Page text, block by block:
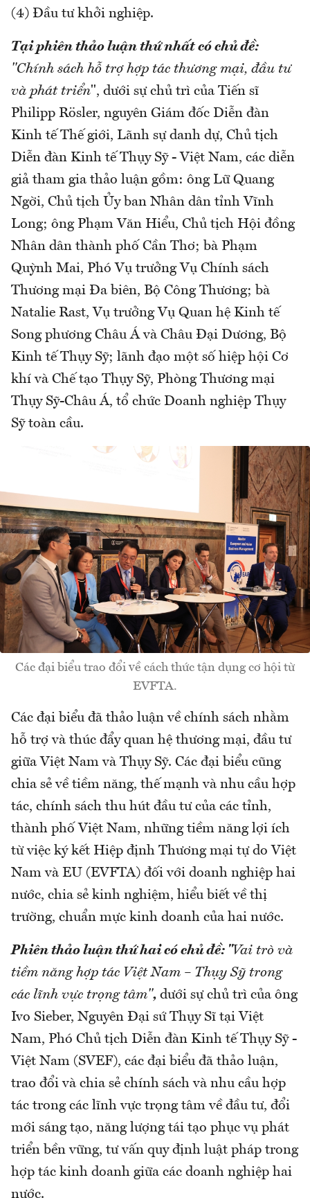
(4) Đầu tư khởi nghiệp.
Tại phiên thảo luận thứ nhất có chủ đề:
"Chính sách hỗ trợ hợp tác thương mại, đầu tư
và phát triển", dưới sự chủ trì của Tiến sĩ
Philipp Rösler, nguyên Giám đốc Diễn đàn
Kinh tế Thế giới, Lãnh sự danh dự, Chủ tịch
Diễn đàn Kinh tế Thụy Sỹ - Việt Nam, các diễn
giả tham gia thảo luận gồm: ông Lữ Quang
Ngời, Chủ tịch Ủy ban Nhân dân tỉnh Vĩnh
Long; ông Phạm Văn Hiểu, Chủ tịch Hội đồng
Nhân dân thành phố Cần Thơ; bà Phạm
Quỳnh Mai, Phó Vụ trưởng Vụ Chính sách
Thương mại Đa biên, Bộ Công Thương; bà
Natalie Rast, Vụ trưởng Vụ Quan hệ Kinh tế
Song phương Châu Á và Châu Đại Dương, Bộ
Kinh tế Thụy Sỹ; lãnh đạo một số hiệp hội Cơ
khí và Chế tạo Thụy Sỹ, Phòng Thương mại
Thụy Sỹ-Châu Á, tổ chức Doanh nghiệp Thụy
Sỹ toàn cầu.
Các đại biểu trao đổi về cách thức tận dụng cơ hội từ
EVFTA.
Các đại biểu đã thảo luận về chính sách nhằm
hỗ trợ và thúc đẩy quan hệ thương mại, đầu tư
giữa Việt Nam và Thụy Sỹ. Các đại biểu cũng
chia sẻ về tiềm năng, thế mạnh và nhu cầu hợp
tác, chính sách thu hút đầu tư của các tỉnh,
thành phố Việt Nam, những tiềm năng lợi ích
từ việc ký kết Hiệp định Thương mại tự do Việt
Nam và EU (EVFTA) đối với doanh nghiệp hai
nước, chia sẻ kinh nghiệm, hiểu biết về thị
trường, chuẩn mực kinh doanh của hai nước.
Phiên thảo luận thứ haicó chủ đề: "Vai trò và
tiềm năng hợp tác Việt Nam – Thụy Sỹ trong
các lĩnh vực trọng tâm", dưới sự chủ trì của ông
Ivo Sieber, Nguyên Đại sứ Thụy Sĩ tại Việt
Nam, Phó Chủ tịch Diễn đàn Kinh tế Thụy Sỹ -
Việt Nam (SVEF), các đại biểu đã thảo luận,
trao đổi và chia sẻ chính sách và nhu cầu hợp
tác trong các lĩnh vực trọng tâm về đầu tư, đổi
mới sáng tạo, năng lượng tái tạo phục vụ phát
triển bền vững, tư vấn quy định luật pháp trong
hợp tác kinh doanh giữa các doanh nghiệp hai
nước.